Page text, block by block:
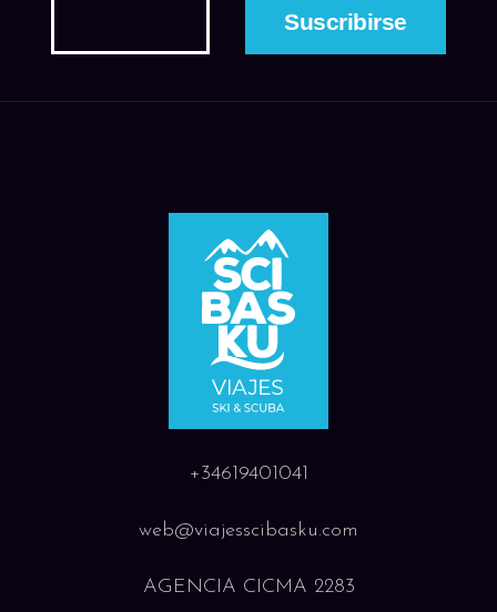
+34619401041
web@viajesscibasku.com
AGENCIA CICMA 2283